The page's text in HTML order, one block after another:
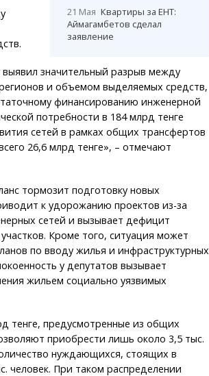
21 Мая Квартиры за ЕНТ:
Аймагамбетов сделал
заявление
значительный разрыв между
и объемом выделяемых средств,
финансированию инженерной
потребности в 184 млрд тенге
сетей в рамках общих трансфертов
26,6 млрд тенге», – отмечают
тормозит подготовку новых
к удорожанию проектов из-за
сетей и вызывает дефицит
Кроме того, ситуация может
по вводу жилья и инфраструктурных
у депутатов вызывает
жильем социально уязвимых
тенге, предусмотренные из общих
приобрести лишь около 3,5 тыс.
нуждающихся, стоящих в
человек. При таком распределении